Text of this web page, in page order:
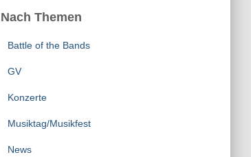
Nach Themen
Battle of the Bands
GV
Konzerte
Musiktag/Musikfest
News